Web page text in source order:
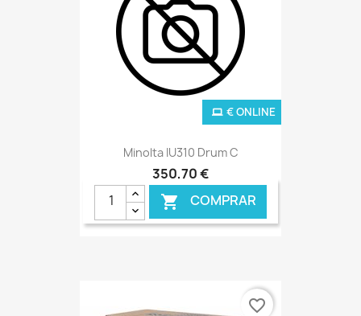
Minolta IU310 Drum C
350,70 €
 COMPRAR
€ ONLINE
favorite_border